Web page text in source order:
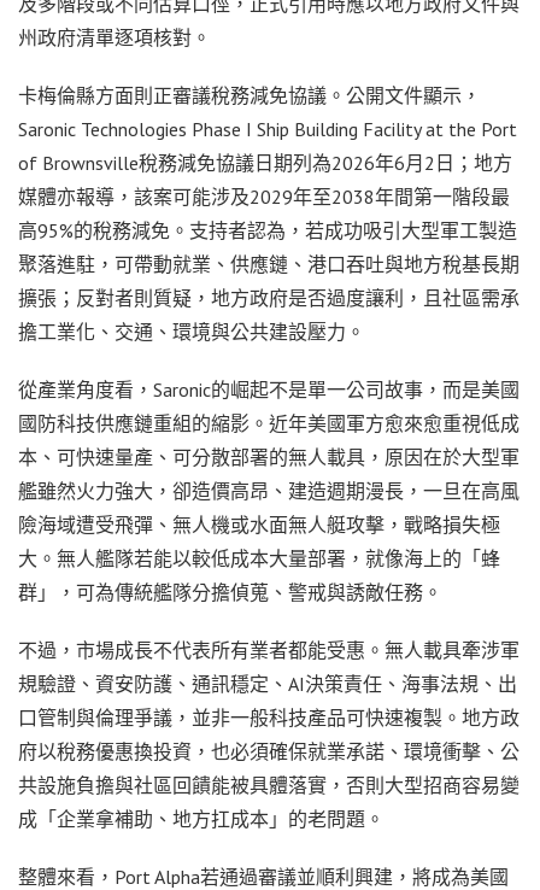
州政府清單逐項核對。
卡梅倫縣方面則正審議稅務減免協議。公開文件顯示，
Saronic Technologies Phase I Ship Building Facility at the Port
of Brownsville稅務減免協議日期列為2026年6月2日；地方
媒體亦報導，該案可能涉及2029年至2038年間第一階段最
高95%的稅務減免。支持者認為，若成功吸引大型軍工製造
聚落進駐，可帶動就業、供應鏈、港口吞吐與地方稅基長期
擴張；反對者則質疑，地方政府是否過度讓利，且社區需承
擔工業化、交通、環境與公共建設壓力。
從產業角度看，Saronic的崛起不是單一公司故事，而是美國
國防科技供應鏈重組的縮影。近年美國軍方愈來愈重視低成
本、可快速量產、可分散部署的無人載具，原因在於大型軍
艦雖然火力強大，卻造價高昂、建造週期漫長，一旦在高風
險海域遭受飛彈、無人機或水面無人艇攻擊，戰略損失極
大。無人艦隊若能以較低成本大量部署，就像海上的「蜂
群」，可為傳統艦隊分擔偵蒐、警戒與誘敵任務。
不過，市場成長不代表所有業者都能受惠。無人載具牽涉軍
規驗證、資安防護、通訊穩定、AI決策責任、海事法規、出
口管制與倫理爭議，並非一般科技產品可快速複製。地方政
府以稅務優惠換投資，也必須確保就業承諾、環境衝擊、公
共設施負擔與社區回饋能被具體落實，否則大型招商容易變
成「企業拿補助、地方扛成本」的老問題。
整體來看，Port Alpha若通過審議並順利興建，將成為美國